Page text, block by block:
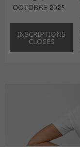
OCTOBRE 2025
INSCRIPTIONS
CLOSES